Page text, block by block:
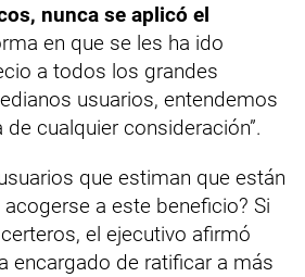
nunca se aplicó el
en que se les ha ido
a todos los grandes
usuarios, entendemos
cualquier consideración”.
que estiman que están
a este beneficio? Si
el ejecutivo afirmó
encargado de ratificar a más